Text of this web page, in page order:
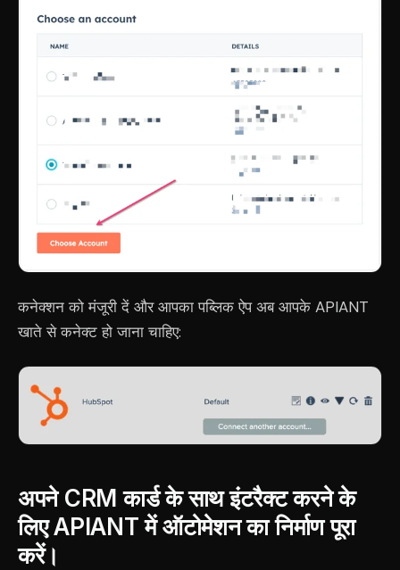
कनेक्शन को मंजूरी दें और आपका पब्लिक ऐप अब आपके APIANT
खाते से कनेक्ट हो जाना चाहिए:
अपने CRM कार्ड के साथ इंटरैक्ट करने के
लिए APIANT में ऑटोमेशन का निर्माण पूरा
करें।